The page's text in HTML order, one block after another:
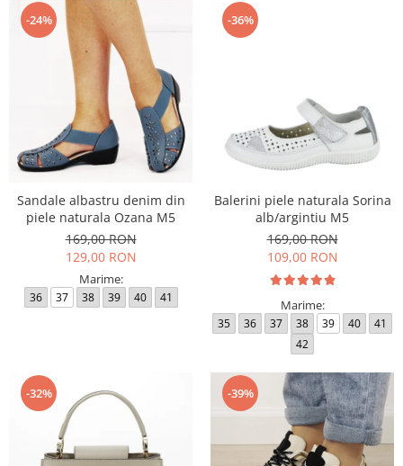
-24%
Sandale albastru denim din
piele naturala Ozana M5
169,00 RON
129,00 RON
Marime:
36 37 38 39 40 41
-36%
Balerini piele naturala Sorina
alb/argintiu M5
169,00 RON
109,00 RON
Marime:
35 36 37 38 39 40
41
42
-32% -39%